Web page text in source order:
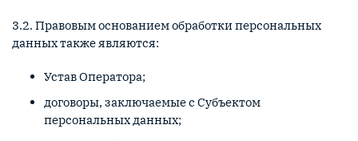
3.2. Правовым основанием обработки персональных
данных также являются:
Устав Оператора;
договоры, заключаемые с Субъектом
персональных данных;